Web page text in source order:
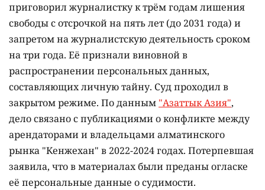
приговорил журналистку к трём годам лишения
свободы с отсрочкой на пять лет (до 2031 года) и
запретом на журналистскую деятельность сроком
на три года. Её признали виновной в
распространении персональных данных,
составляющих личную тайну. Суд проходил в
закрытом режиме. По данным "Азаттык Азия",
дело связано с публикациями о конфликте между
арендаторами и владельцами алматинского
рынка "Кенжехан" в 2022-2024 годах. Потерпевшая
заявила, что в материалах были преданы огласке
её персональные данные о судимости.